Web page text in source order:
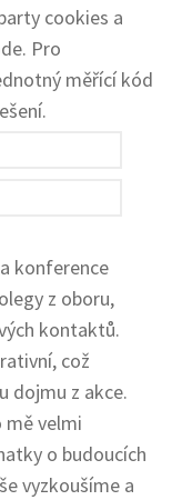
cookies a
Pro
měřící kód
konference
z oboru,
kontaktů.
což
dojmu z akce.
mě velmi
o budoucích
vyzkoušíme a